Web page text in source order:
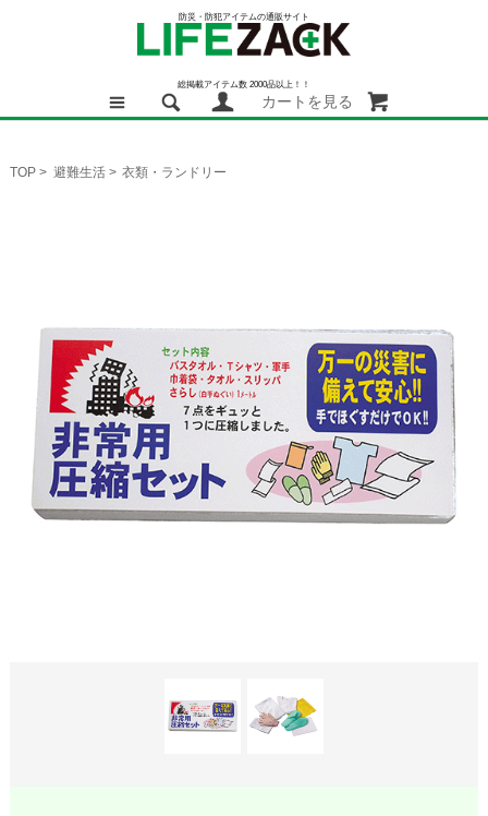
防災・防犯アイテムの通販サイト
総掲載アイテム数 2000品以上！！
カートを見る
TOP > 避難生活 > 衣類・ランドリー